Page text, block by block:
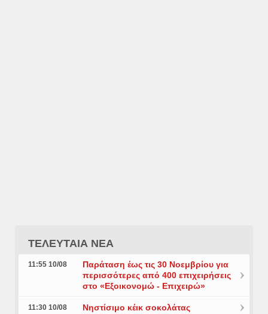
ΤΕΛΕΥΤΑΙΑ ΝΕΑ
11:55 10/08
Παράταση έως τις 30 Νοεμβρίου για
περισσότερες από 400 επιχειρήσεις
στο «Εξοικονομώ - Επιχειρώ»
11:30 10/08 Νηστίσιμο κέικ σοκολάτας